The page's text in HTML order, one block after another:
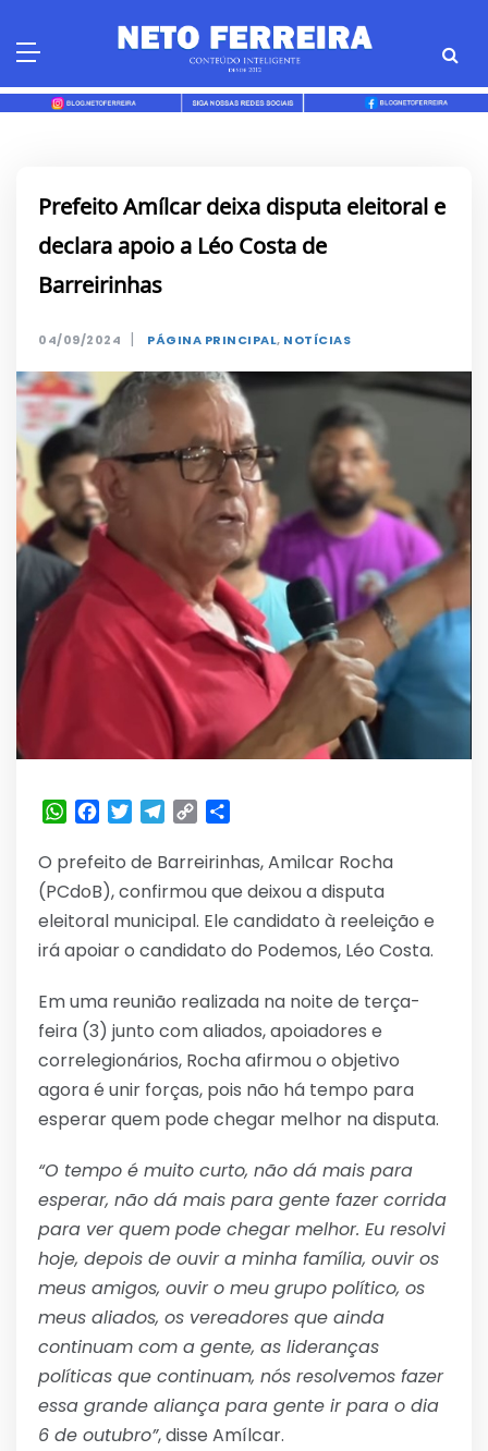
Prefeito Amílcar deixa disputa eleitoral e
declara apoio a Léo Costa de
Barreirinhas
04/09/2024 | PÁGINA PRINCIPAL, NOTÍCIAS
WhatsApp
Facebook
TwitterTelegram
Copy
O prefeito de Barreirinhas, Amilcar Rocha
(PCdoB), confirmou que deixou a disputa
eleitoral municipal. Ele candidato à reeleição e
irá apoiar o candidato do Podemos, Léo Costa.
Em uma reunião realizada na noite de terça-
feira (3) junto com aliados, apoiadores e
correlegionários, Rocha afirmou o objetivo
agora é unir forças, pois não há tempo para
esperar quem pode chegar melhor na disputa.
“O tempo é muito curto, não dá mais para
esperar, não dá mais para gente fazer corrida
para ver quem pode chegar melhor. Eu resolvi
hoje, depois de ouvir a minha família, ouvir os
meus amigos, ouvir o meu grupo político, os
meus aliados, os vereadores que ainda
continuam com a gente, as lideranças
políticas que continuam, nós resolvemos fazer
essa grande aliança para gente ir para o dia
6 de outubro”, disse Amílcar.